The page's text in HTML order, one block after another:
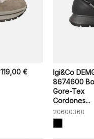
119,00 €
Igi&Co
8674600
Gore-Tex
Cordones...
20600360